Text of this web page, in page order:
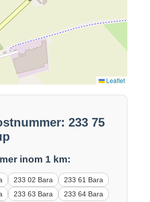
Leaflet
233 75
inom 1 km:
233 02 Bara
233 61 Bara
233 63 Bara
233 64 Bara